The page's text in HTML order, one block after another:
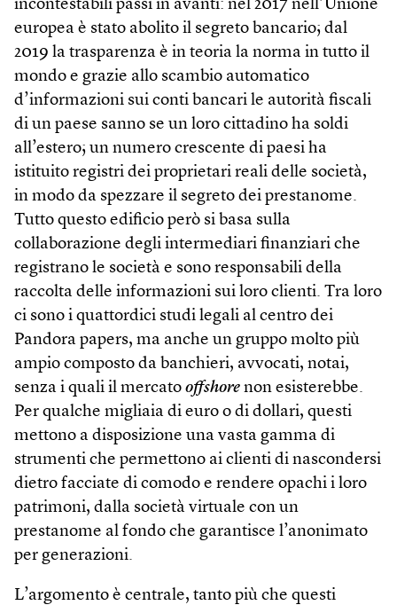
incontestabili passi in avanti: nel 2017 nell’Unione
europea è stato abolito il segreto bancario; dal
2019 la trasparenza è in teoria la norma in tutto il
mondo e grazie allo scambio automatico
d’informazioni sui conti bancari le autorità fiscali
di un paese sanno se un loro cittadino ha soldi
all’estero; un numero crescente di paesi ha
istituito registri dei proprietari reali delle società,
in modo da spezzare il segreto dei prestanome.
Tutto questo edificio però si basa sulla
collaborazione degli intermediari finanziari che
registrano le società e sono responsabili della
raccolta delle informazioni sui loro clienti. Tra loro
ci sono i quattordici studi legali al centro dei
Pandora papers, ma anche un gruppo molto più
ampio composto da banchieri, avvocati, notai,
senza i quali il mercato off­shore non esisterebbe.
Per qualche migliaia di euro o di dollari, questi
mettono a disposizione una vasta gamma di
strumenti che permettono ai clienti di nascondersi
dietro facciate di comodo e rendere opachi i loro
patrimoni, dalla società virtuale con un
prestanome al fondo che garantisce l’anonimato
per generazioni.
L’argomento è centrale, tanto più che questi